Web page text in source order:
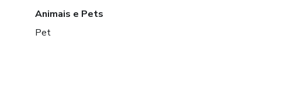
Animais e Pets
Pet